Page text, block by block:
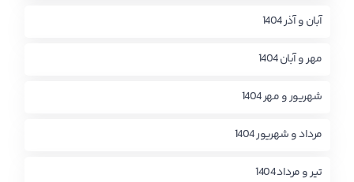
آبان و آذر 1404
مهر و آبان 1404
شهریور و مهر 1404
مرداد و شهریور 1404
تیر و مرداد 1404